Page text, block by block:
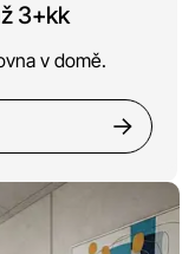
3+kk
v domě.